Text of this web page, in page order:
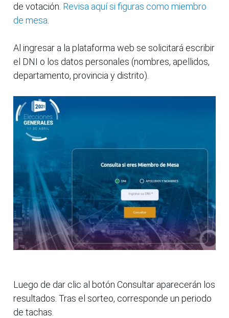
de votación. Revisa aquí si figuras como miembro
de mesa
Al ingresar a la plataforma web se solicitará escribir
el DNI o los datos personales (nombres, apellidos,
departamento, provincia y distrito).
Luego de dar clic al botón Consultar aparecerán los
resultados. Tras el sorteo, corresponde un periodo
de tachas.